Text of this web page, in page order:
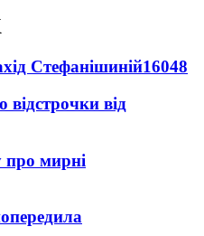
Стефанішиній16048
від
про мирні